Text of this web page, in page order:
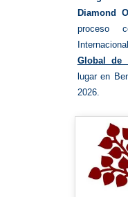
Diamond
proceso
Global de
lugar en
2026.